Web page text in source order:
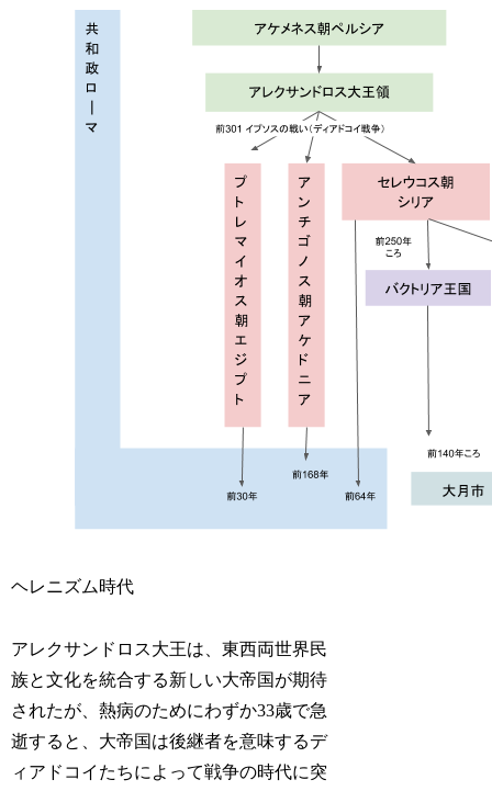
ヘレニズム時代
アレクサンドロス大王は、東西両世界民
族と文化を統合する新しい大帝国が期待
されたが、熱病のためにわずか33歳で急
逝すると、大帝国は後継者を意味するデ
ィアドコイたちによって戦争の時代に突